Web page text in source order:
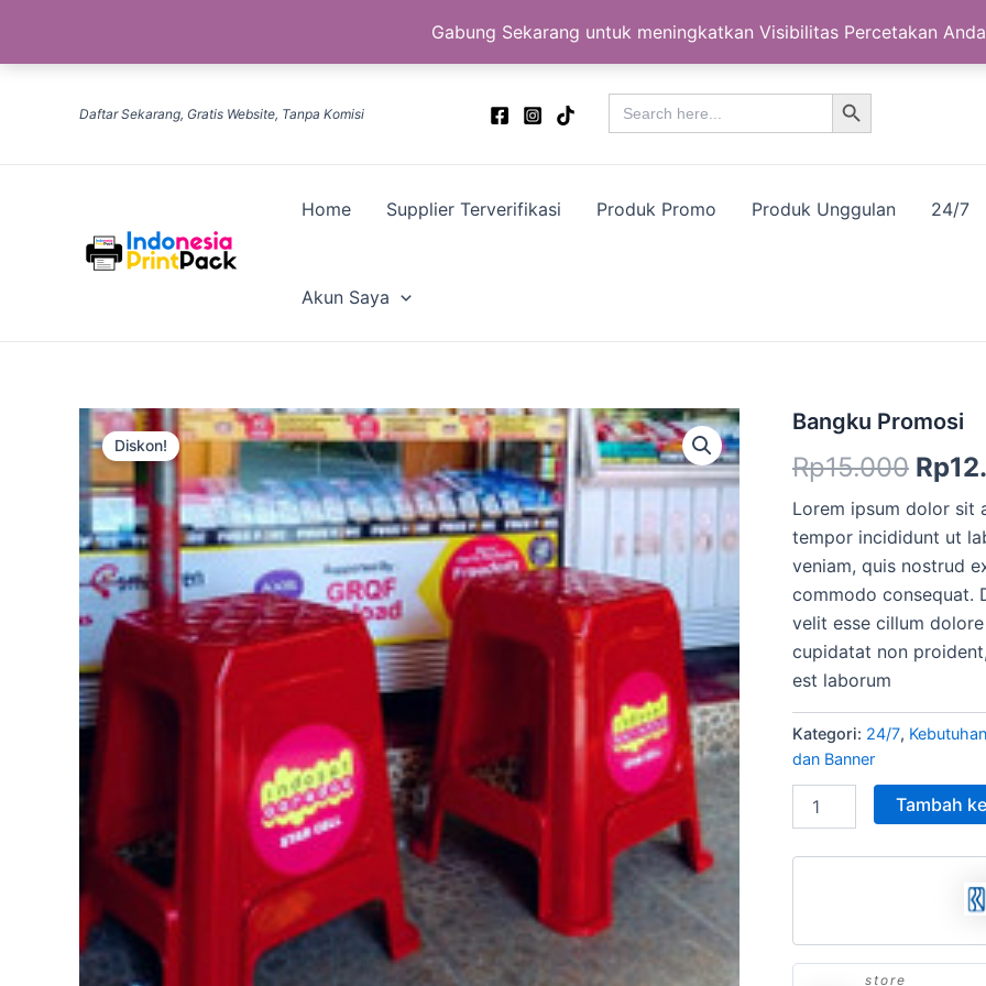
Gabung Sekarang untuk meningkatkan Visibilitas Percetakan
Daftar Sekarang, Gratis Website, Tanpa Komisi
Search
for:
Search Button
Home Supplier Terverifikasi Produk Promo Produk Unggulan 24/7
Akun Saya
Diskon!
Bangku Promosi
Rp15.000
Harga
Rp
Lorem ipsum dolor sit
tempor incididunt ut
veniam, quis nostrud
commodo consequat.
velit esse cillum
cupidatat non
est laborum
Kategori: 24/7,
dan Banner
Kuantitas
Bangku
Promosi
Tambah
store